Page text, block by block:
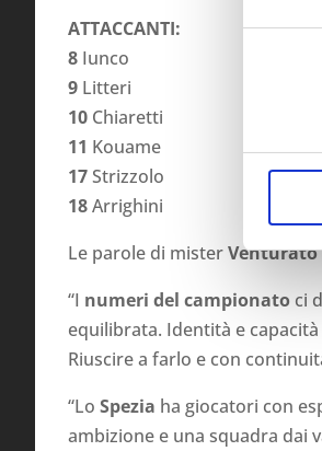
ATTACCANTI:
8 Iunco
9 Litteri
10 Chiaretti
11 Kouame
17Strizzolo
18Arrighini
Le parole di misterVenturato
“I numeri del campionato ci
equilibrata. Identità e
Riuscire a farlo e con
“Lo Spezia ha giocatori con
ambizione e una squadra dai